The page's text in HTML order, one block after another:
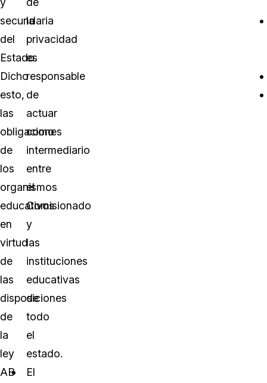
secundaria
del
Estado.
Dicho
esto,
las
obligaciones
de
los
organismos
educativos
en
virtud
de
las
disposiciones
de
la
ley
AB
la
privacidad
es
responsable
de
actuar
como
intermediario
entre
el
Comisionado
y
las
instituciones
educativas
de
todo
el
estado.
El